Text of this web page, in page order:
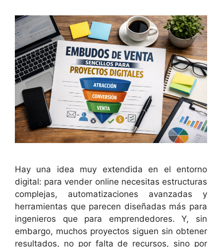
Hay una idea muy extendida en el entorno
digital: para vender online necesitas estructuras
complejas, automatizaciones avanzadas y
herramientas que parecen diseñadas más para
ingenieros que para emprendedores. Y, sin
embargo, muchos proyectos siguen sin obtener
resultados, no por falta de recursos, sino por